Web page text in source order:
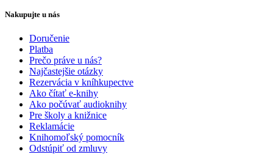
Nakupujte u nás
Doručenie
Platba
Prečo práve u nás?
Najčastejšie otázky
Rezervácia v kníhkupectve
Ako čítať e-knihy
Ako počúvať audioknihy
Pre školy a knižnice
Reklamácie
Knihomoľský pomocník
Odstúpiť od zmluvy